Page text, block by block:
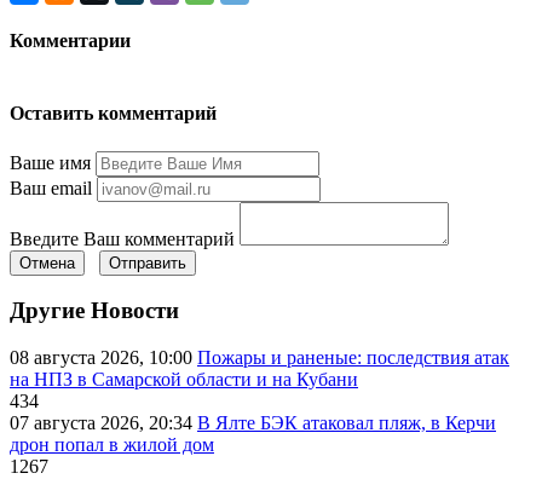
Комментарии
Оставить комментарий
Ваше имя
Ваш email
Введите Ваш комментарий
Отмена Отправить
Другие Новости
08 августа 2026, 10:00 Пожары и раненые: последствия атак
на НПЗ в Самарской области и на Кубани
434
07 августа 2026, 20:34 В Ялте БЭК атаковал пляж, в Керчи
дрон попал в жилой дом
1267